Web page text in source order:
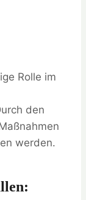
Rolle im
den
werden.